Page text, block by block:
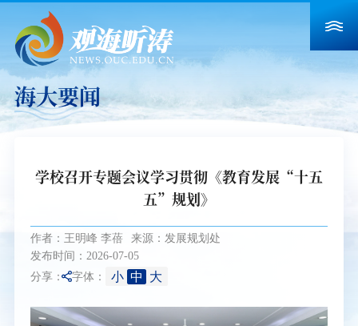
海大要闻
学校召开专题会议学习贯彻《教育发展“十五
五”规划》
作者：王明峰 李蓓
来源：发展规划处
发布时间：2026-07-05
分享： 字体： 小 中 大